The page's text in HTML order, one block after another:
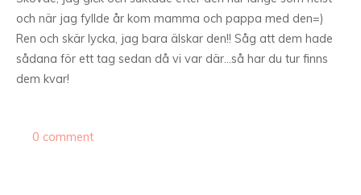
och när jag fyllde år kom mamma och pappa med den=)
Ren och skär lycka, jag bara älskar den!! Såg att dem hade
sådana för ett tag sedan då vi var där…så har du tur finns
dem kvar!
0 comment